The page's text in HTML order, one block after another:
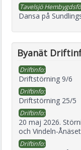
Tavelsjö
Dansa på
Byanät
Driftinfo:
Driftstörning 9/6
Driftinfo:
Driftstörning 25/5
Driftinfo:
20 maj 2026.
och Vindeln-Ånäset
Driftinfo: